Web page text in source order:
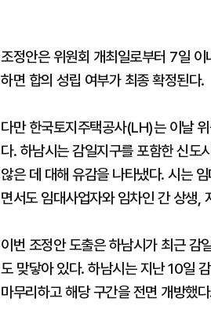
조정안은 위원회 개최일로부터 7일
하면 합의 성립 여부가 최종 확정된다.
다만 한국토지주택공사(LH)는 이날
다. 하남시는 감일지구를 포함한 신도
않은 데 대해 유감을 나타냈다. 시는
면서도 임대사업자와 임차인 간 상생,
이번 조정안 도출은 하남시가 최근 감
도 맞닿아 있다. 하남시는 지난 10일
마무리하고 해당 구간을 전면 개방했